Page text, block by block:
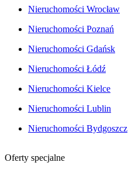
Nieruchomości Wrocław
Nieruchomości Poznań
Nieruchomości Gdańsk
Nieruchomości Łódź
Nieruchomości Kielce
Nieruchomości Lublin
Nieruchomości Bydgoszcz
Oferty specjalne